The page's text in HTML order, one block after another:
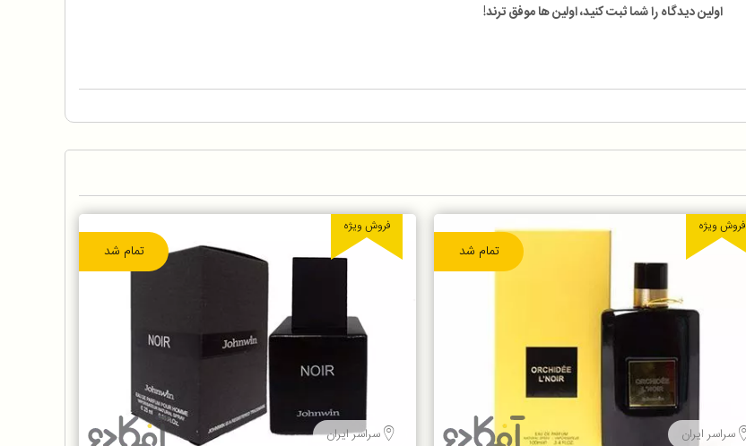
اولین دیدگاه را شما ثبت کنید، اولین ها موفق ترند!
تمام شد
فروش ویژه
سراسر ایران
تمام شد
فروش ویژه
سراسر ایران